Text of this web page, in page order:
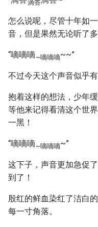
滴答
怎么说呢，尽管十年如
音，但是果然无论听了
“嘀嘀嘀~嘀嘀嘀~~”
不过今天这个声音似乎
抱着这样的想法，少年
等他来记得看清这个世
一黑！
“嘀嘀嘀~嘀嘀嘀~”
这下子，声音更加急促
到了！
殷红的鲜血染红了洁白
每一寸角落。